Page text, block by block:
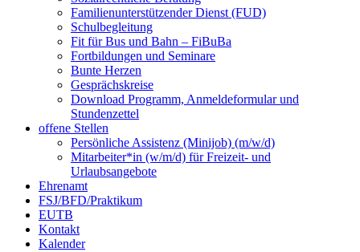
Familienunterstützender Dienst (FUD)
Schulbegleitung
Fit für Bus und Bahn – FiBuBa
Fortbildungen und Seminare
Bunte Herzen
Gesprächskreise
Download Programm, Anmeldeformular und
Stundenzettel
offene Stellen
Persönliche Assistenz (Minijob) (m/w/d)
Mitarbeiter*in (w/m/d) für Freizeit- und
Urlaubsangebote
Ehrenamt
FSJ/BFD/Praktikum
EUTB
Kontakt
Kalender